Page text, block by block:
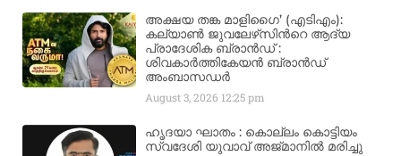
അക്ഷയ തങ്ക മാളിഗൈ’ (എടിഎം):
കല്യാണ്‍ ജുവലേഴ്‌സിന്‍റെ ആദ്യ
പ്രാദേശിക ബ്രാന്‍ഡ് :
ശിവകാര്‍ത്തികേയന്‍ ബ്രാന്‍ഡ്
അംബാസഡര്‍
August 3, 2026 12:25 pm
ഹൃദയാ ഘാതം : കൊല്ലം കൊട്ടിയം
സ്വദേശി യുവാവ് അജ്മാനിൽ മരിച്ചു